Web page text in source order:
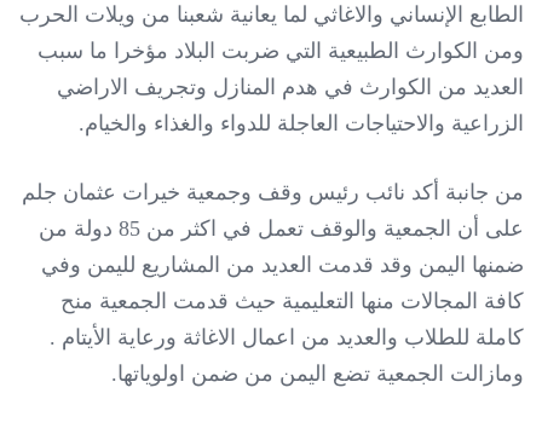
الطابع الإنساني والاغاثي لما يعانية شعبنا من ويلات الحرب
ومن الكوارث الطبيعية التي ضربت البلاد مؤخرا ما سبب
العديد من الكوارث في هدم المنازل وتجريف الاراضي
الزراعية والاحتياجات العاجلة للدواء والغذاء والخيام.
من جانبة أكد نائب رئيس وقف وجمعية خيرات عثمان جلم
على أن الجمعية والوقف تعمل في اكثر من 85 دولة من
ضمنها اليمن وقد قدمت العديد من المشاريع لليمن وفي
كافة المجالات منها التعليمية حيث قدمت الجمعية منح
كاملة للطلاب والعديد من اعمال الاغاثة ورعاية الأيتام .
ومازالت الجمعية تضع اليمن من ضمن اولوياتها.